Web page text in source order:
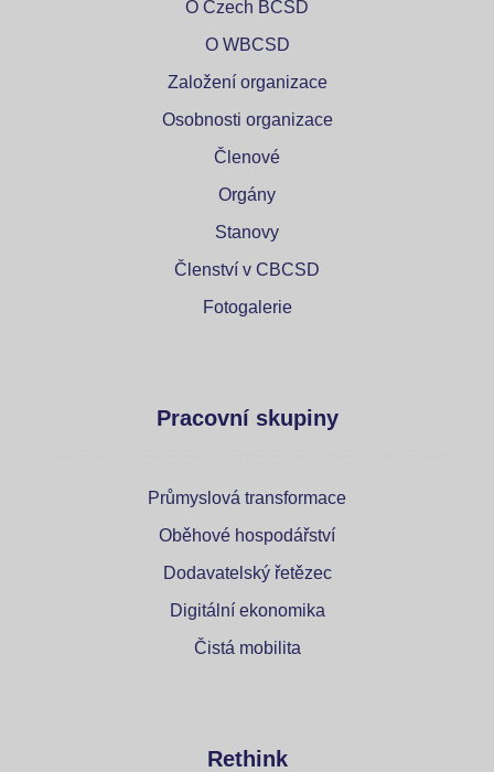
O Czech BCSD
O WBCSD
Založení organizace
Osobnosti organizace
Členové
Orgány
Stanovy
Členství v CBCSD
Fotogalerie
Pracovní skupiny
Průmyslová transformace
Oběhové hospodářství
Dodavatelský řetězec
Digitální ekonomika
Čistá mobilita
Rethink